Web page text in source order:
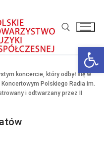
koncercie, który odbył się w
Polskiego Radia im.
i odtwarzany przez II